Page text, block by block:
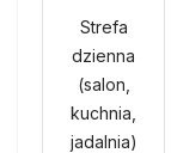
Strefa
dzienna
(salon,
kuchnia,
jadalnia)